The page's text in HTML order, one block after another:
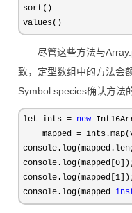
sort()
values()
尽管这些方法与
致，定型数组中的方法会
Symbol.species确认方法
let ints = new
    mapped
=
console.log(mapped